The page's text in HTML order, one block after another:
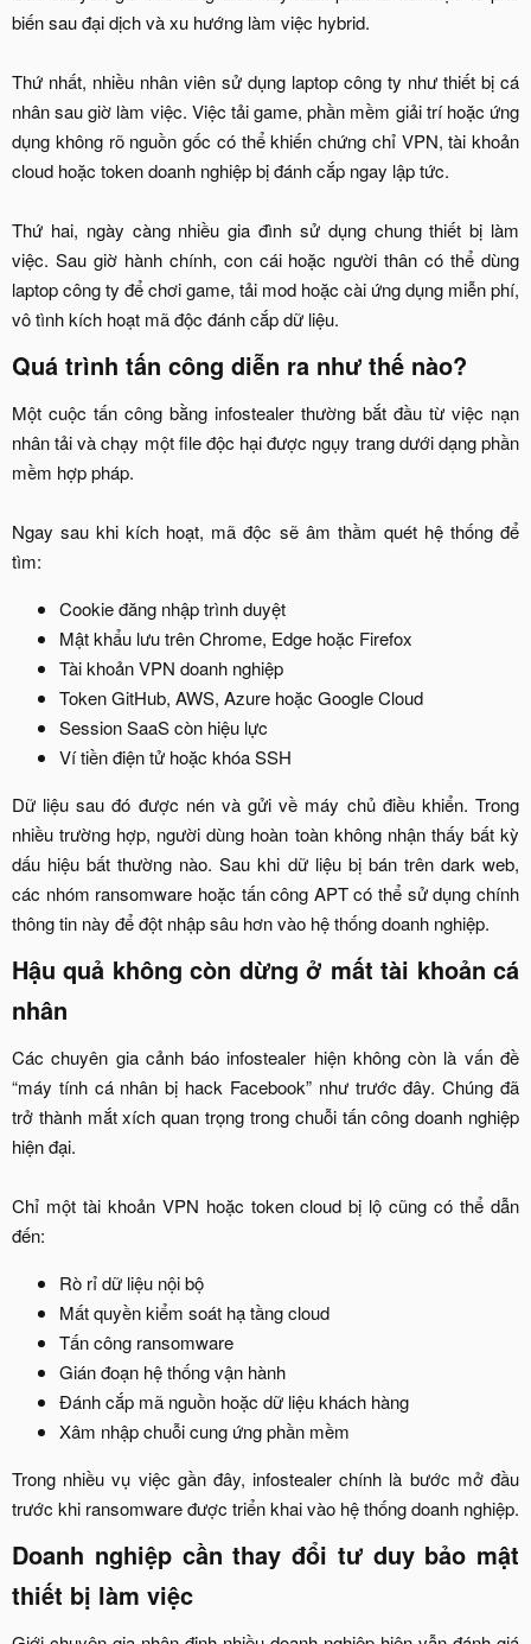
biến sau đại dịch và xu hướng làm việc hybrid.
Thứ nhất, nhiều nhân viên sử dụng laptop công ty như thiết bị cá
nhân sau giờ làm việc. Việc tải game, phần mềm giải trí hoặc ứng
dụng không rõ nguồn gốc có thể khiến chứng chỉ VPN, tài khoản
cloud hoặc token doanh nghiệp bị đánh cắp ngay lập tức.
Thứ hai, ngày càng nhiều gia đình sử dụng chung thiết bị làm
việc. Sau giờ hành chính, con cái hoặc người thân có thể dùng
laptop công ty để chơi game, tải mod hoặc cài ứng dụng miễn phí,
vô tình kích hoạt mã độc đánh cắp dữ liệu.​
Quá trình tấn công diễn ra như thế nào?​
Một cuộc tấn công bằng infostealer thường bắt đầu từ việc nạn
nhân tải và chạy một file độc hại được ngụy trang dưới dạng phần
mềm hợp pháp.
Ngay sau khi kích hoạt, mã độc sẽ âm thầm quét hệ thống để
tìm:​
Cookie đăng nhập trình duyệt​
Mật khẩu lưu trên Chrome, Edge hoặc Firefox​
Tài khoản VPN doanh nghiệp​
Token GitHub, AWS, Azure hoặc Google Cloud​
Session SaaS còn hiệu lực​
Ví tiền điện tử hoặc khóa SSH​
Dữ liệu sau đó được nén và gửi về máy chủ điều khiển. Trong
nhiều trường hợp, người dùng hoàn toàn không nhận thấy bất kỳ
dấu hiệu bất thường nào. Sau khi dữ liệu bị bán trên dark web,
các nhóm ransomware hoặc tấn công APT có thể sử dụng chính
thông tin này để đột nhập sâu hơn vào hệ thống doanh nghiệp.​
Hậu quả không còn dừng ở mất tài khoản cá
nhân​
Các chuyên gia cảnh báo infostealer hiện không còn là vấn đề
“máy tính cá nhân bị hack Facebook” như trước đây. Chúng đã
trở thành mắt xích quan trọng trong chuỗi tấn công doanh nghiệp
hiện đại.
Chỉ một tài khoản VPN hoặc token cloud bị lộ cũng có thể dẫn
đến:​
Rò rỉ dữ liệu nội bộ​
Mất quyền kiểm soát hạ tầng cloud​
Tấn công ransomware​
Gián đoạn hệ thống vận hành​
Đánh cắp mã nguồn hoặc dữ liệu khách hàng​
Xâm nhập chuỗi cung ứng phần mềm​
Trong nhiều vụ việc gần đây, infostealer chính là bước mở đầu
trước khi ransomware được triển khai vào hệ thống doanh nghiệp.​
Doanh nghiệp cần thay đổi tư duy bảo mật
thiết bị làm việc​